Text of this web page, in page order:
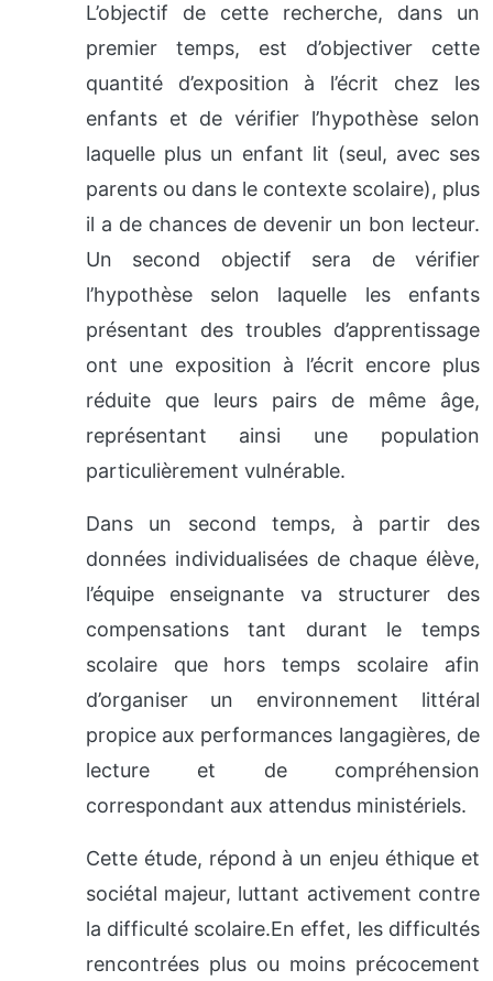
L’objectif de cette recherche, dans un
premier temps, est d’objectiver cette
quantité d’exposition à l’écrit chez les
enfants et de vérifier l’hypothèse selon
laquelle plus un enfant lit (seul, avec ses
parents ou dans le contexte scolaire), plus
il a de chances de devenir un bon lecteur.
Un second objectif sera de vérifier
l’hypothèse selon laquelle les enfants
présentant des troubles d’apprentissage
ont une exposition à l’écrit encore plus
réduite que leurs pairs de même âge,
représentant ainsi une population
particulièrement vulnérable.
Dans un second temps, à partir des
données individualisées de chaque élève,
l’équipe enseignante va structurer des
compensations tant durant le temps
scolaire que hors temps scolaire afin
d’organiser un environnement littéral
propice aux performances langagières, de
lecture et de compréhension
correspondant aux attendus ministériels.
Cette étude, répond à un enjeu éthique et
sociétal majeur, luttant activement contre
la difficulté scolaire.En effet, les difficultés
rencontrées plus ou moins précocement